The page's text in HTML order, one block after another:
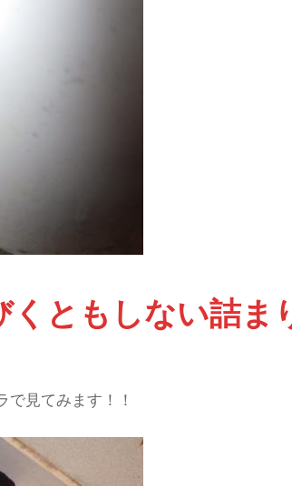
ともしない詰ま
で見てみます！！